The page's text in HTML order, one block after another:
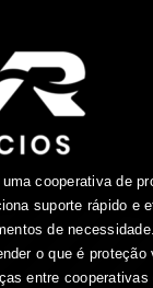
cooperativa de
suporte rápido e
de
o que é proteção
entre cooperativas